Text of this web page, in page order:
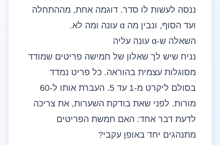
ננסה לעשות לו סדר. דוגמה אחת, מההתחלה
ועד הסוף, ונבין מה α עונה ומה לא.
השאלה ש-α עונה עליה
נניח שיש לך שאלון של חמישה פריטים שמודד
מסוגלות עצמית בהוראה. כל פריט נמדד
בסולם ליקרט מ-1 עד 5. העברת אותו ל-60
מורות. לפני שאת בודקת השערות, את צריכה
לדעת דבר אחד: האם חמשת הפריטים
מתנהגים יחד באופן עקבי?